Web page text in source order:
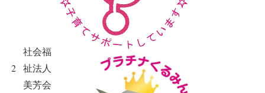
2
社会福
祉法人
美芳会